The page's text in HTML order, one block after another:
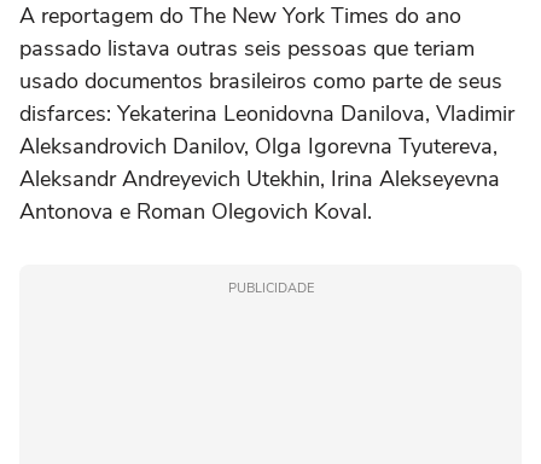
A reportagem do The New York Times do ano
passado listava outras seis pessoas que teriam
usado documentos brasileiros como parte de seus
disfarces: Yekaterina Leonidovna Danilova, Vladimir
Aleksandrovich Danilov, Olga Igorevna Tyutereva,
Aleksandr Andreyevich Utekhin, Irina Alekseyevna
Antonova e Roman Olegovich Koval.
PUBLICIDADE